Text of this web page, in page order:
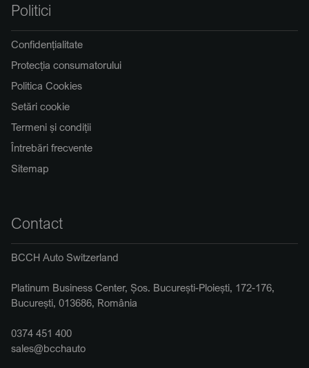
Politici
Confidențialitate
Protecția consumatorului
Politica Cookies
Setări cookie
Termeni și condiții
Întrebări frecvente
Sitemap
Contact
BCCH Auto Switzerland
Platinum Business Center, Șos. București-Ploiești, 172-176,
București, 013686, România
0374 451 400
sales@bcchauto